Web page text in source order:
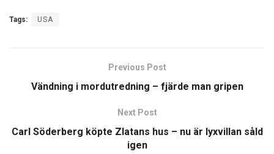
Tags: USA
Previous Post
Vändning i mordutredning – fjärde man gripen
Next Post
Carl Söderberg köpte Zlatans hus – nu är lyxvillan såld
igen